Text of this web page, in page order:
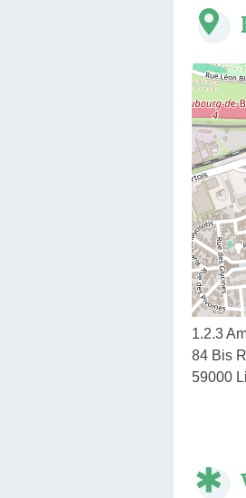
1.2.3
84 Bis
59000